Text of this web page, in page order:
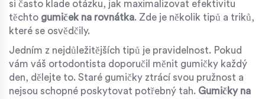
si často klade otázku, jak maximalizovat efektivitu
těchto gumiček na rovnátka. Zde je několik tipů a triků,
které se osvědčily.
Jedním z nejdůležitějších tipů je pravidelnost. Pokud
vám váš ortodontista doporučil měnit gumičky každý
den, dělejte to. Staré gumičky ztrácí svou pružnost a
nejsou schopné poskytovat potřebný tah. Gumičky na